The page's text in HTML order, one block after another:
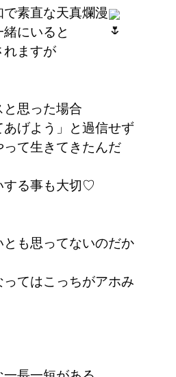
素直な天真爛漫
にいると
れますが
思った場合
あげよう」と過信せず
って生きてきたんだ
する事も大切♡
も思ってないのだか
てはこっちがアホみ